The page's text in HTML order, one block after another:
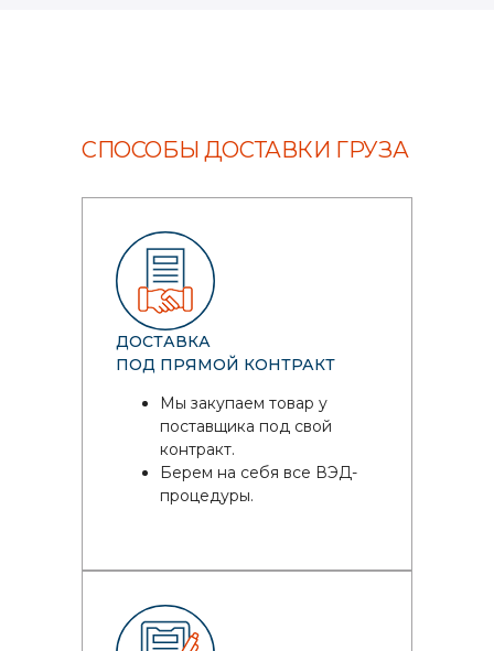
СПОСОБЫ ДОСТАВКИ ГРУЗА
ДОСТАВКА
ПОД ПРЯМОЙ КОНТРАКТ
Мы закупаем товар у
поставщика под свой
контракт.
Берем на себя все ВЭД-
процедуры.